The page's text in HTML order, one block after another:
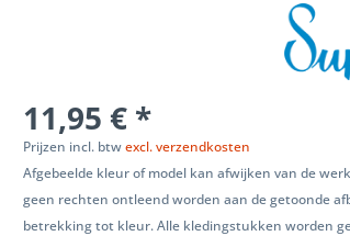
11,95 € *
Prijzen incl. btwexcl. verzendkosten
Afgebeelde kleur of model kan afwijken van de
geen rechten ontleend worden aan de getoonde
betrekking tot kleur. Alle kledingstukken worden